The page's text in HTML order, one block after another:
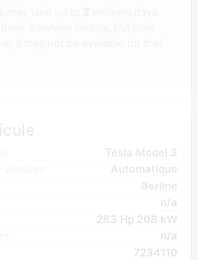
Tesla Model 3
Automatique
Berline
n/a
283 Hp 208 kW
n/a
7234110